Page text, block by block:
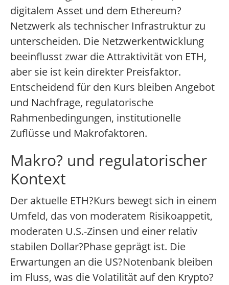
digitalem Asset und dem Ethereum?
Netzwerk als technischer Infrastruktur zu
unterscheiden. Die Netzwerkentwicklung
beeinflusst zwar die Attraktivität von ETH,
aber sie ist kein direkter Preisfaktor.
Entscheidend für den Kurs bleiben Angebot
und Nachfrage, regulatorische
Rahmenbedingungen, institutionelle
Zuflüsse und Makrofaktoren.
Makro? und regulatorischer
Kontext
Der aktuelle ETH?Kurs bewegt sich in einem
Umfeld, das von moderatem Risikoappetit,
moderaten U.S.-Zinsen und einer relativ
stabilen Dollar?Phase geprägt ist. Die
Erwartungen an die US?Notenbank bleiben
im Fluss, was die Volatilität auf den Krypto?